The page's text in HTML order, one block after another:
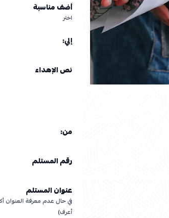
أضف مناسبة
اختر
إلي:
نص الإهداء
من:
رقم المستلم
عنوان المستلم
في حال عدم معرفة العنوان
أعرف)